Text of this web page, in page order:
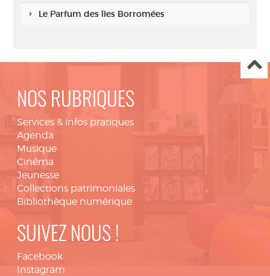
Le Parfum des îles Borromées
NOS RUBRIQUES
Services & infos pratiques
Agenda
Musique
Cinéma
Jeunesse
Collections patrimoniales
Bibliothèque numérique
SUIVEZ NOUS !
Facebook
Instagram